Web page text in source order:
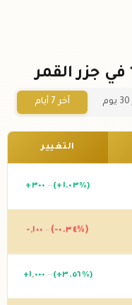
آخر 7 أيام
التغيير
+ ٣٠٠ .٠٠ (+١.٠٣%)
-,١٠٠ .٠٠ (-٠.٣٤%)
+١,٠٠٠ .٠٠ (+٣.٥٦%)